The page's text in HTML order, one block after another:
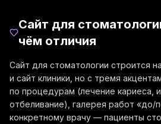
Сайт для
чём отличия
Сайт для стоматологии строится
и сайт клиники, но с тремя
по процедурам (лечение кариеса,
отбеливание), галерея работ «до/
конкретному врачу — пациенты